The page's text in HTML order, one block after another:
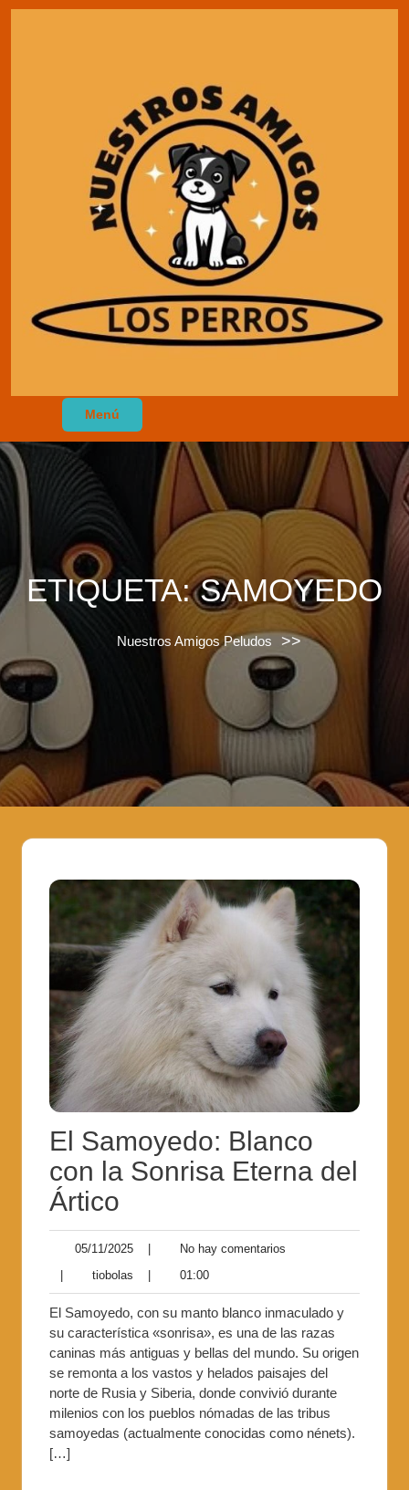
Menú
ETIQUETA:SAMOYEDO
Nuestros Amigos Peludos >>
El Samoyedo: Blanco
con la Sonrisa Eterna del
Ártico
05/11/2025
No hay comentarios
tiobolas 01:00
El Samoyedo, con su manto blanco inmaculado y
su característica «sonrisa», es una de las razas
caninas más antiguas y bellas del mundo. Su origen
se remonta a los vastos y helados paisajes del
norte de Rusia y Siberia, donde convivió durante
milenios con los pueblos nómadas de las tribus
samoyedas (actualmente conocidas como nénets).
[…]